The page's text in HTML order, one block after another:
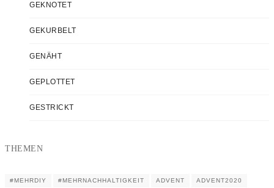
GEKNOTET
GEKURBELT
GENÄHT
GEPLOTTET
GESTRICKT
THEMEN
#MEHRDIY #MEHRNACHHALTIGKEIT ADVENT ADVENT2020